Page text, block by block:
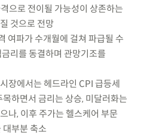
으로 전이될 가능성이 상존하는
것으로 전망
여파가 수개월에 걸쳐 파급될 수
리를 동결하며 관망기조를
장에서는 헤드라인 CPI 급등세
하면서 금리는 상승, 미달러화는
나, 이후 주가는 헬스케어 부문
부분 축소